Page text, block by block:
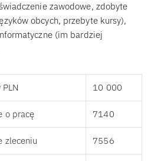
zawodowe, zdobyte
obcych, przebyte kursy),
(im bardziej
10 000
o pracę 7140
zleceniu 7556